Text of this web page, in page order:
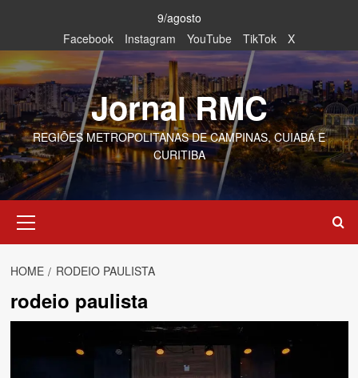
content
9/agosto
Facebook
Instagram YouTube TikTok X
Jornal RMC
REGIÕES METROPOLITANAS DE CAMPINAS, CUIABÁ E
CURITIBA
Menu
HOME RODEIO PAULISTA
rodeio paulista